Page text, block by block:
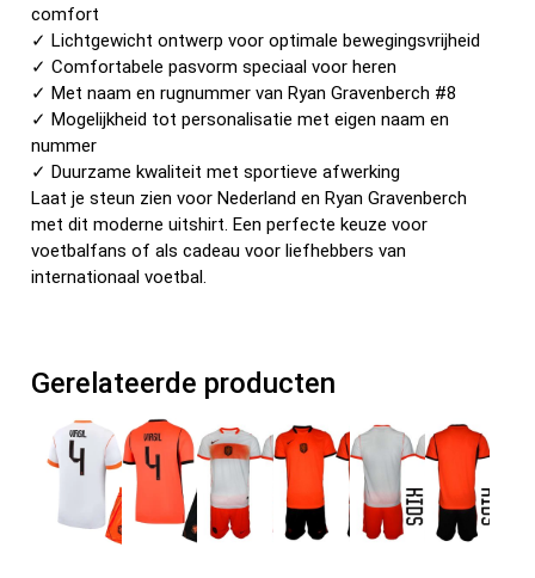
comfort
✓ Lichtgewicht ontwerp voor optimale bewegingsvrijheid
✓ Comfortabele pasvorm speciaal voor heren
✓ Met naam en rugnummer van Ryan Gravenberch #8
✓ Mogelijkheid tot personalisatie met eigen naam en
nummer
✓ Duurzame kwaliteit met sportieve afwerking
Laat je steun zien voor Nederland en Ryan Gravenberch
met dit moderne uitshirt. Een perfecte keuze voor
voetbalfans of als cadeau voor liefhebbers van
internationaal voetbal.
Gerelateerde producten